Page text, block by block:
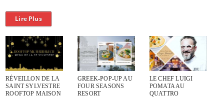
Lire Plus
RÉVEILLON DE LA
SAINT SYLVESTRE
ROOFTOP MAISON
GREEK-POP-UP AU
FOUR SEASONS
RESORT
LE CHEF LUIGI
POMATA AU
QUATTRO